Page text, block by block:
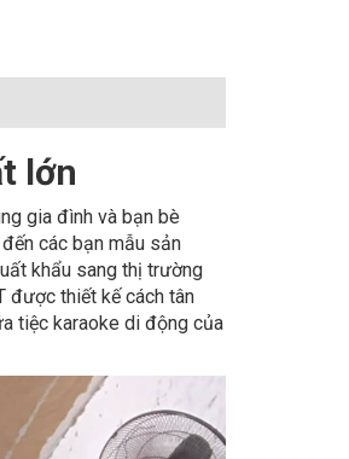
lớn
gia đình và bạn bè
các bạn mẫu sản
khẩu sang thị trường
được thiết kế cách tân
tiệc karaoke di động của